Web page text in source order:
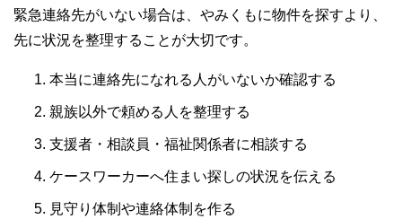
緊急連絡先がいない場合は、やみくもに物件を探すより、
先に状況を整理することが大切です。
本当に連絡先になれる人がいないか確認する
親族以外で頼める人を整理する
支援者・相談員・福祉関係者に相談する
ケースワーカーへ住まい探しの状況を伝える
見守り体制や連絡体制を作る